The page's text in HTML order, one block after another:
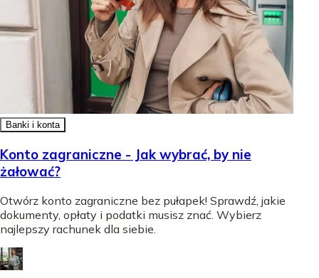
Banki i konta
Konto zagraniczne - Jak wybrać, by nie
żałować?
Otwórz konto zagraniczne bez pułapek! Sprawdź, jakie
dokumenty, opłaty i podatki musisz znać. Wybierz
najlepszy rachunek dla siebie.